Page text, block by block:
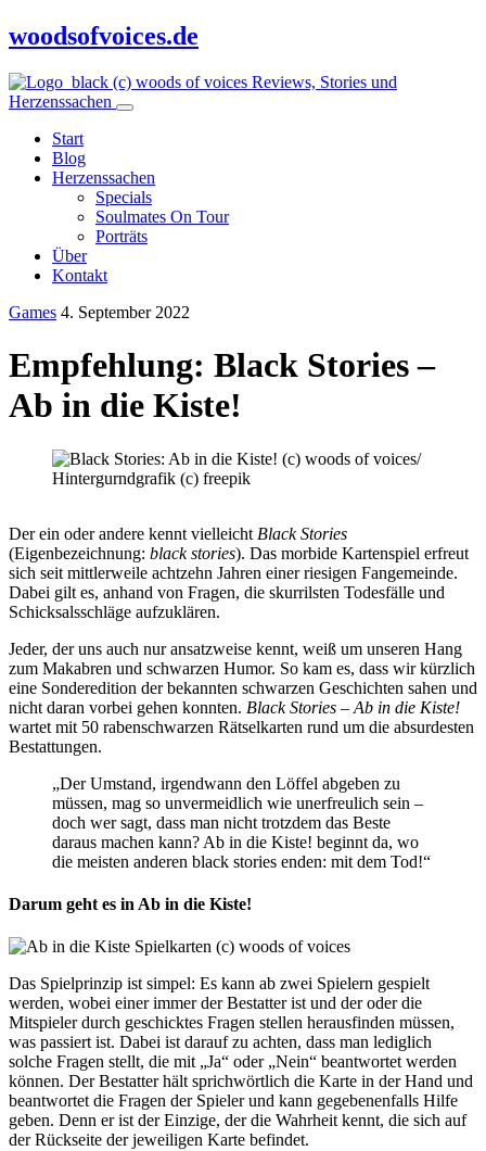
woodsofvoices.de
Reviews, Stories und
Herzenssachen
Start
Blog
Herzenssachen
Specials
Soulmates On Tour
Porträts
Über
Kontakt
Games 4. September 2022
Empfehlung: Black Stories –
Ab in die Kiste!
Der ein oder andere kennt vielleicht Black Stories
(Eigenbezeichnung: black stories). Das morbide Kartenspiel erfreut
sich seit mittlerweile achtzehn Jahren einer riesigen Fangemeinde.
Dabei gilt es, anhand von Fragen, die skurrilsten Todesfälle und
Schicksalsschläge aufzuklären.
Jeder, der uns auch nur ansatzweise kennt, weiß um unseren Hang
zum Makabren und schwarzen Humor. So kam es, dass wir kürzlich
eine Sonderedition der bekannten schwarzen Geschichten sahen und
nicht daran vorbei gehen konnten. Black Stories – Ab in die Kiste!
wartet mit 50 rabenschwarzen Rätselkarten rund um die absurdesten
Bestattungen.
„Der Umstand, irgendwann den Löffel abgeben zu
müssen, mag so unvermeidlich wie unerfreulich sein –
doch wer sagt, dass man nicht trotzdem das Beste
daraus machen kann? Ab in die Kiste! beginnt da, wo
die meisten anderen black stories enden: mit dem Tod!“
Darum geht es in Ab in die Kiste!
Das Spielprinzip ist simpel: Es kann ab zwei Spielern gespielt
werden, wobei einer immer der Bestatter ist und der oder die
Mitspieler durch geschicktes Fragen stellen herausfinden müssen,
was passiert ist. Dabei ist darauf zu achten, dass man lediglich
solche Fragen stellt, die mit „Ja“ oder „Nein“ beantwortet werden
können. Der Bestatter hält sprichwörtlich die Karte in der Hand und
beantwortet die Fragen der Spieler und kann gegebenenfalls Hilfe
geben. Denn er ist der Einzige, der die Wahrheit kennt, die sich auf
der Rückseite der jeweiligen Karte befindet.